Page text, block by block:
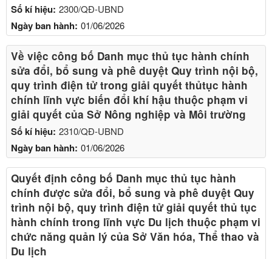
Số kí hiệu: 2300/QĐ-UBND
Ngày ban hành: 01/06/2026
Số kí hiệu: 2310/QĐ-UBND
Ngày ban hành: 01/06/2026
Về việc công bố Danh mục thủ tục hành chính
sửa đổi, bổ sung và phê duyệt Quy trình nội bộ,
quy trình điện tử trong giải quyết thủtục hành
chính lĩnh vực biến đổi khí hậu thuộc phạm vi
giải quyết của Sở Nông nghiệp và Môi trường
Quyết định công bố Danh mục thủ tục hành
chính được sửa đổi, bổ sung và phê duyệt Quy
trình nội bộ, quy trình điện tử giải quyết thủ tục
hành chính trong lĩnh vực Du lịch thuộc phạm vi
chức năng quản lý của Sở Văn hóa, Thể thao và
Du lịch